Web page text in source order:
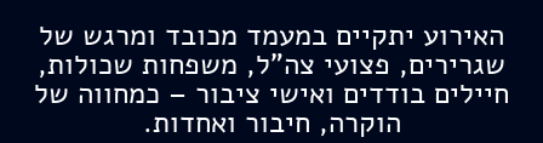
האירוע יתקיים במעמד מכובד ומרגש של
שגרירים, פצועי צה"ל, משפחות שכולות,
חיילים בודדים ואישי ציבור – כמחווה של
הוקרה, חיבור ואחדות.